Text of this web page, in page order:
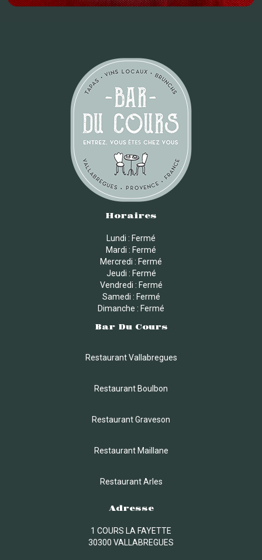
Horaires
Lundi : Fermé
Mardi : Fermé
Mercredi : Fermé
Jeudi : Fermé
Vendredi : Fermé
Samedi : Fermé
Dimanche : Fermé
Bar Du Cours
Restaurant Vallabregues
Restaurant Boulbon
Restaurant Graveson
Restaurant Maillane
Restaurant Arles
Adresse
1 COURS LA FAYETTE
30300 VALLABREGUES